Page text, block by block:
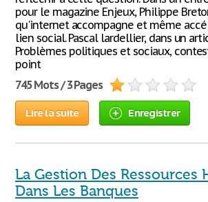
pour le magazine Enjeux, Philippe
qu'internet accompagne et même
lien social. Pascal lardellier, dans un
Problèmes politiques et sociaux,
point
745 Mots / 3 Pages
Lire la suite Enregistrer
La Gestion Des Ressources
Dans Les Banques